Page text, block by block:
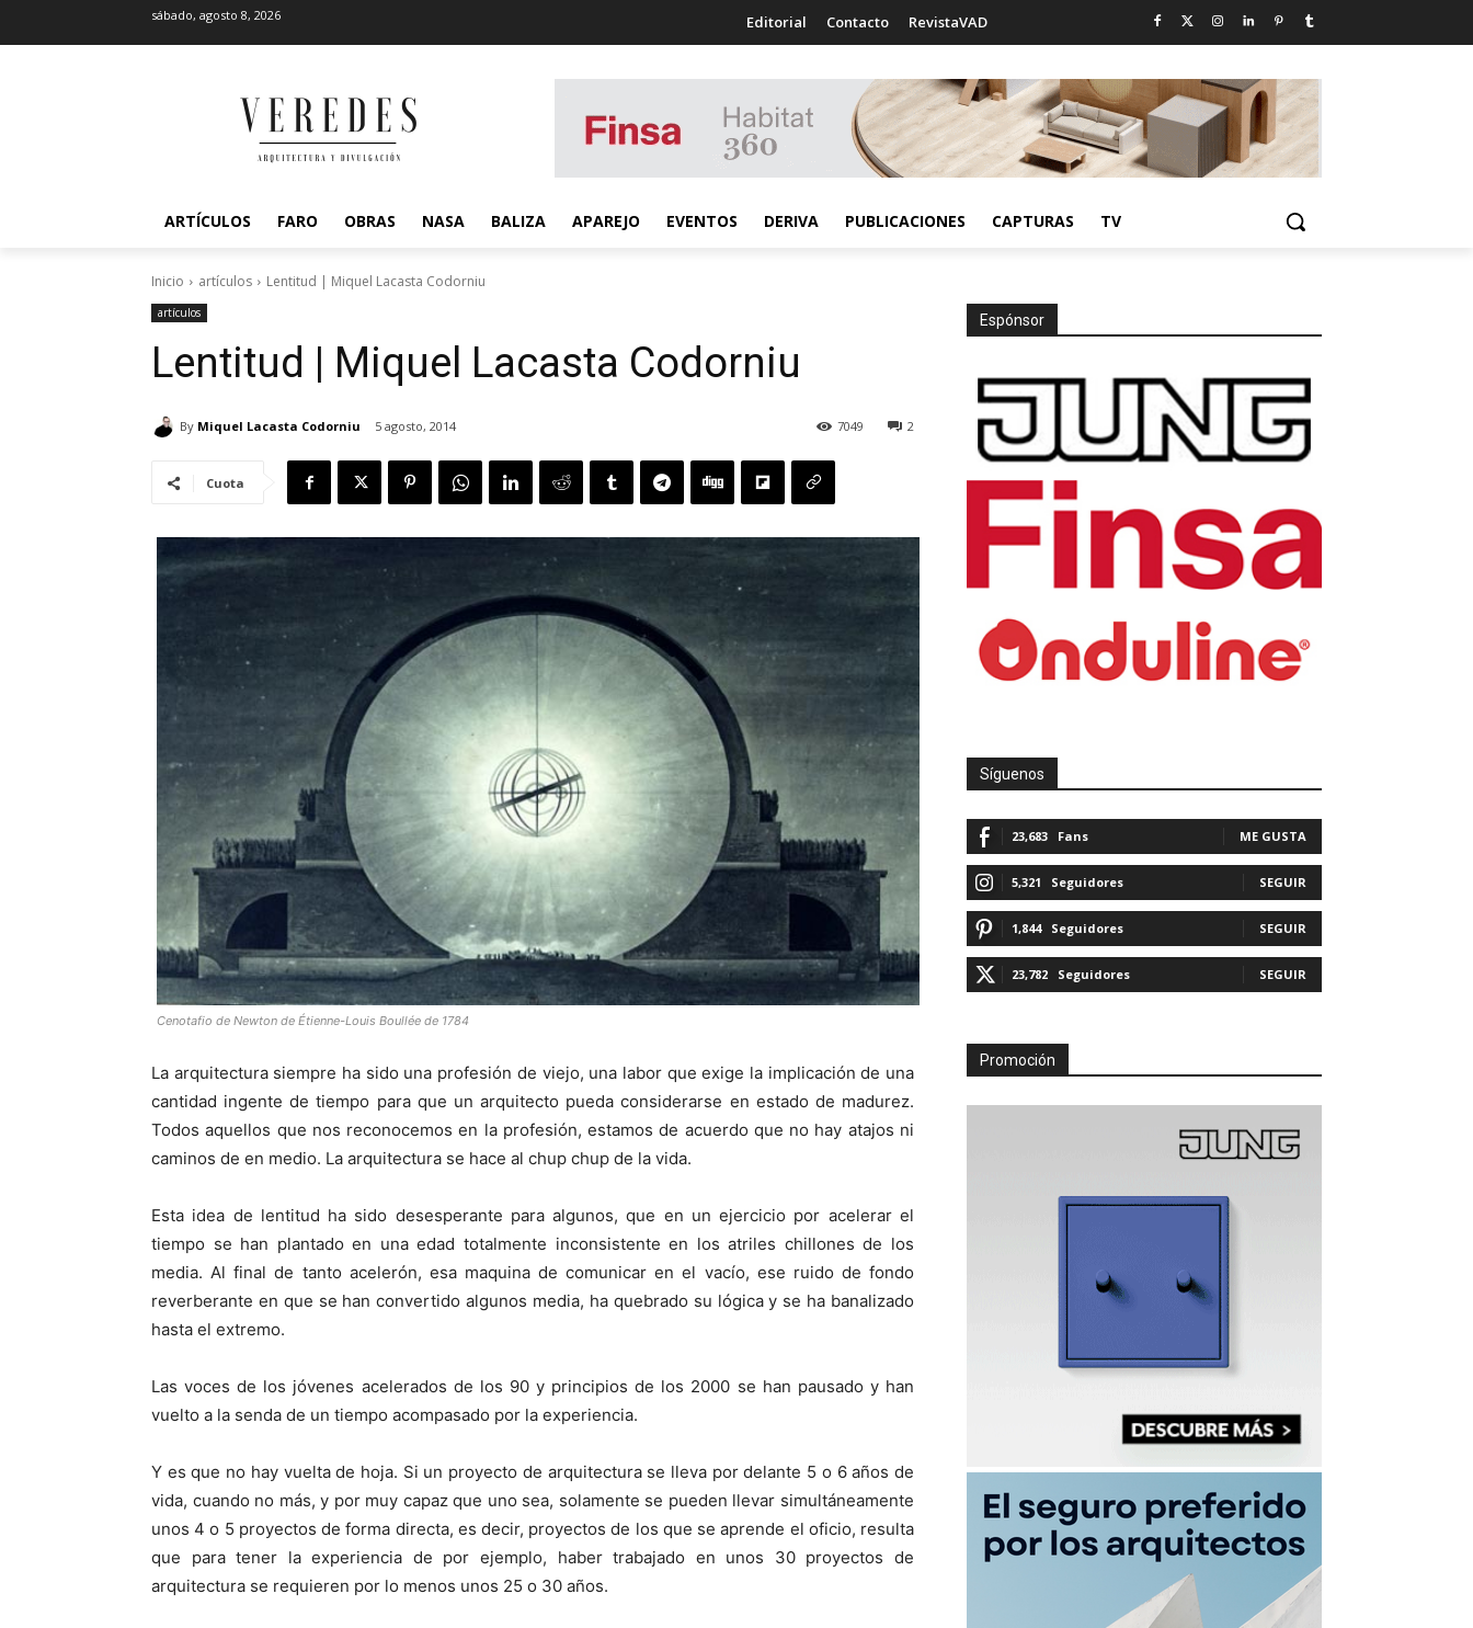
sábado, agosto 8, 2026 Editorial Contacto RevistaVAD
ARTÍCULOS FARO OBRAS NASA BALIZA APAREJO EVENTOS DERIVA PUBLICACIONES CAPTURAS TV
Inicio artículos Lentitud | Miquel Lacasta Codorniu
artículos
Lentitud | Miquel Lacasta Codorniu
By Miquel Lacasta Codorniu 5 agosto, 2014 2
7049
Cuota
Cenotafio de Newton de Étienne-Louis Boullée de 1784
La arquitectura siempre ha sido una profesión de viejo, una labor que exige la implicación de una
cantidad ingente de tiempo para que un arquitecto pueda considerarse en estado de madurez.
Todos aquellos que nos reconocemos en la profesión, estamos de acuerdo que no hay atajos ni
caminos de en medio. La arquitectura se hace al chup chup de la vida.
Esta idea de lentitud ha sido desesperante para algunos, que en un ejercicio por acelerar el
tiempo se han plantado en una edad totalmente inconsistente en los atriles chillones de los
media. Al final de tanto acelerón, esa maquina de comunicar en el vacío, ese ruido de fondo
reverberante en que se han convertido algunos media, ha quebrado su lógica y se ha banalizado
hasta el extremo.
Las voces de los jóvenes acelerados de los 90 y principios de los 2000 se han pausado y han
vuelto a la senda de un tiempo acompasado por la experiencia.
Y es que no hay vuelta de hoja. Si un proyecto de arquitectura se lleva por delante 5 o 6 años de
vida, cuando no más, y por muy capaz que uno sea, solamente se pueden llevar simultáneamente
unos 4 o 5 proyectos de forma directa, es decir, proyectos de los que se aprende el oficio, resulta
que para tener la experiencia de por ejemplo, haber trabajado en unos 30 proyectos de
arquitectura se requieren por lo menos unos 25 o 30 años.
Espónsor
Síguenos
23,683 Fans ME GUSTA
5,321 Seguidores SEGUIR
1,844 Seguidores SEGUIR
23,782 Seguidores SEGUIR
Promoción